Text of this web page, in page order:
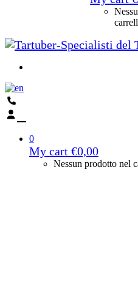
0
My cart €0,00
Nessun prodotto nel